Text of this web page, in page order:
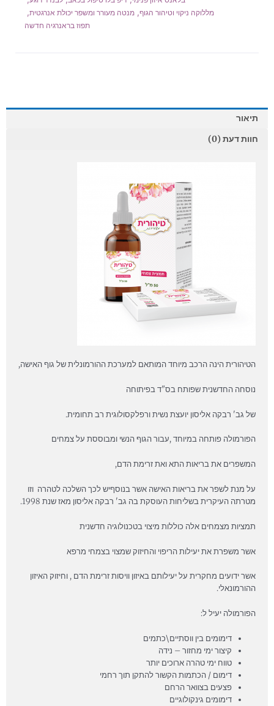
מללוקה ניקוי וטיהור הגוף, מנטה מעורר ומשפר יכולת אנרגטית,
תפוז בראנרגיה חדשה
תיאור
חוות דעת (0)
הטיהורית הינה הרכב מיוחד המותאם למערכת ההורמונלית של גוף האישה,
נוסחה החדשנית שפותח בס"ד בפיתוחה
של גב' רבקה אליסון יועצת נשית ורפלקסולוגית רב תחומית.
הפורמולה פותחה במיוחד ,עבור הגוף הנשי ומבוססת על צמחים
המשפרים את בריאות התא ואת זרימת הדם,
על מנת לשפר את בריאות האישה אשר בנוסףיש לכך השלכה לטהרה וזו
מטרתה העיקרית בשליחות העוסקת בה גב' רבקה אליסון מאז שנת 1998.
תמציות מצמחים אלה כוללות מיצוי בטכנולוגיה חדשנית
אשר משפרת את יעילות הריפוי והחיזוק שמצוי בצמחי מרפא
אשר ידועים מחקרית על יעילותם באיזון וויסות זרימת הדם , וחיזוק האיזון
ההורמונאלי.
הפורמולה יעיל ל:
דימומים בין ווסתיים\כתמים
קיצור ימי מחזור – נידה
טווח ימי טהרה ארוכים יותר
דימום / הכתמות הקשור להתקן תוך רחמי
פצעים בצוואר הרחם
דימומים גינקולוגיים